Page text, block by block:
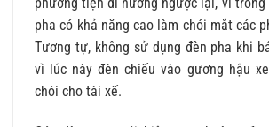
pha có khả năng cao làm chói mắt các
Tương tự, không sử dụng đèn pha khi
vì lúc này đèn chiếu vào gương hậu
chói cho tài xế.